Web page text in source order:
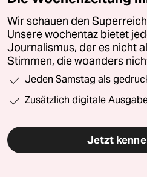
Wir schauen den
Unsere wochentaz bietet
Journalismus, der es nicht
Stimmen, die woanders
Jeden Samstag als
Zusätzlich digitale
Jetzt